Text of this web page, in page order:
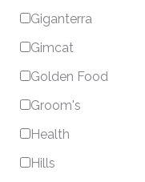
Giganterra
Gimcat
Golden Food
Groom's
Health
Hills